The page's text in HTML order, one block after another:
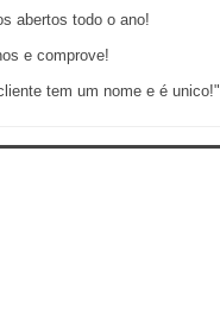
abertos todo o ano!
e comprove!
tem um nome e é unico!"